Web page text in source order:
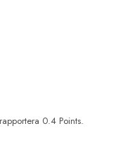
0.4 Points.